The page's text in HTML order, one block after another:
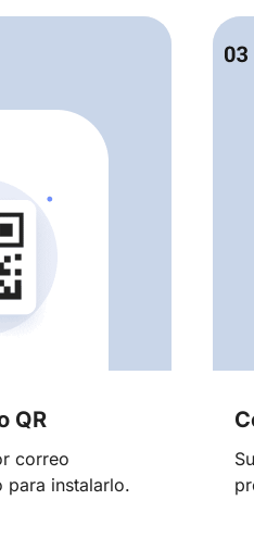
QR
correo
para instalarlo.